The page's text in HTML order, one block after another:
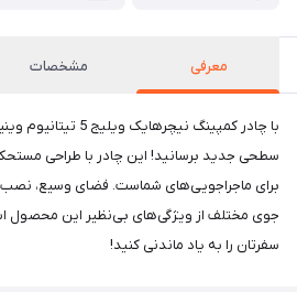
معرفی مشخصات
با چادر کمپینگ
سطحی جدید برسانید! این چادر با طراحی
برای ماجراجویی‌های شماست. فضای وسیع، نصب
جوی مختلف از ویژگی‌های بی‌نظیر این محصول
سفرتان را به یاد ماندنی کنید!